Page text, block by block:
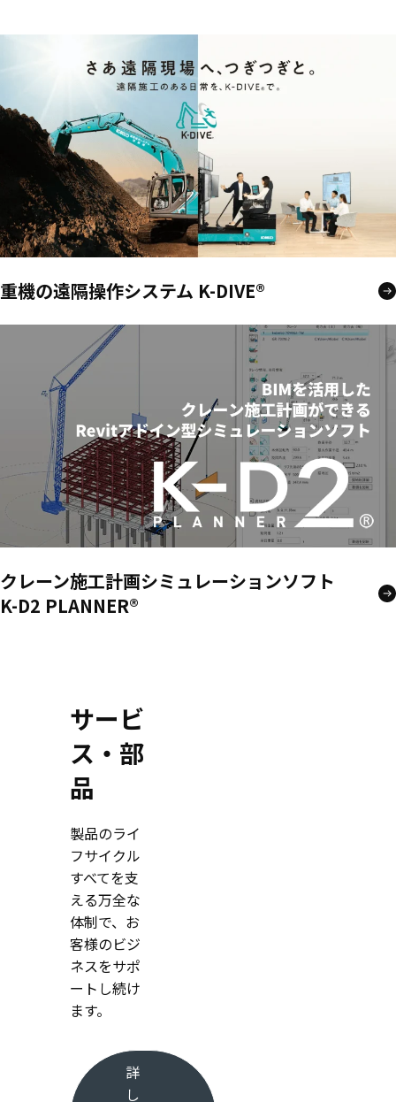
重機の遠隔操作システム K-DIVE®
クレーン施工計画シミュレーションソフト
K-D2 PLANNER®
サービ
ス・部
品
製品のライ
フサイクル
すべてを支
える万全な
体制で、お
客様のビジ
ネスをサポ
ートし続け
ます。
詳
し